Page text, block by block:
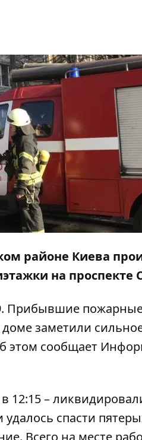
районе Киева
на проспекте
Прибывшие
заметили
этом сообщает
12:15 –
спасти
Всего на месте